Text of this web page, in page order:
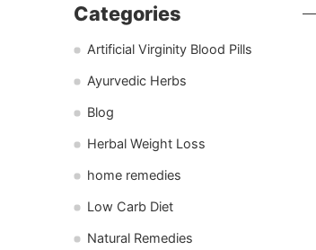
Categories
Artificial Virginity Blood Pills
Ayurvedic Herbs
Blog
Herbal Weight Loss
home remedies
Low Carb Diet
Natural Remedies